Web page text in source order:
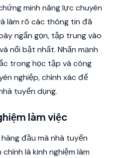
minh năng lực chuyên
làm rõ các thông tin đã
ngắn gọn, tập trung vào
nổi bật nhất. Nhấn mạnh
trong học tập và công
nghiệp, chính xác để
tuyển dụng.
làm việc
đầu mà nhà tuyển
là kinh nghiệm làm